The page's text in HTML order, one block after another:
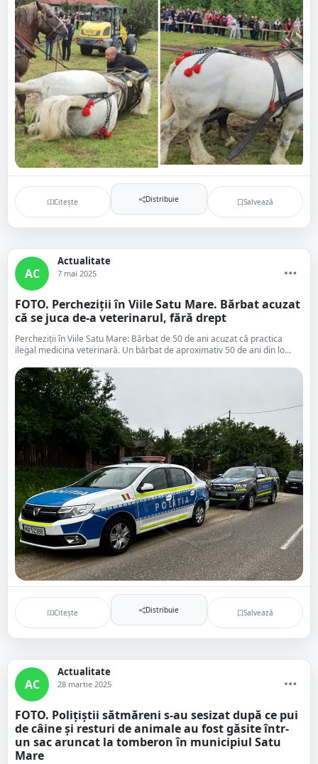
Citește Distribuie Salvează
AC
Actualitate
7 mai 2025
FOTO. Percheziții în Viile Satu Mare. Bărbat acuzat
că se juca de-a veterinarul, fără drept
Percheziții în Viile Satu Mare: Bărbat de 50 de ani acuzat că practica
ilegal medicina veterinară. Un bărbat de aproximativ 50 de ani din lo...
Citește Distribuie Salvează
AC
Actualitate
28 martie 2025
FOTO. Polițiștii sătmăreni s-au sesizat după ce pui
de câine și resturi de animale au fost găsite într-
un sac aruncat la tomberon în municipiul Satu
Mare